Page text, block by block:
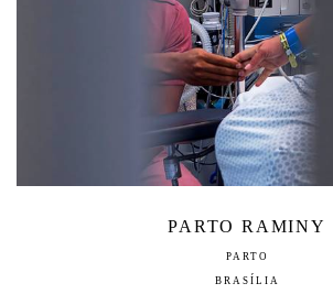
PARTO RAMINY
PARTO
BRASÍLIA